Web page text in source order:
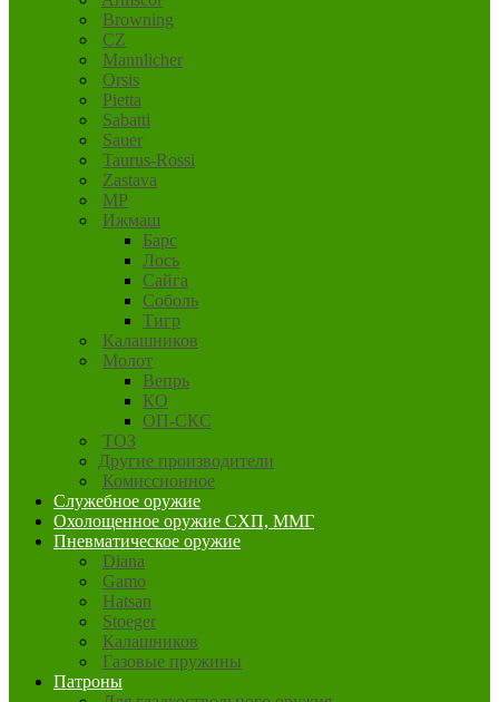
Browning
CZ
Mannlicher
Orsis
Pietta
Sabatti
Sauer
Taurus-Rossi
Zastava
MP
Ижмаш
Барс
Лось
Сайга
Соболь
Тигр
Калашников
Молот
Вепрь
КО
ОП-СКС
ТОЗ
Другие производители
Комиссионное
Служебное оружие
Охолощенное оружие СХП, ММГ
Пневматическое оружие
Diana
Gamo
Hatsan
Stoeger
Калашников
Газовые пружины
Патроны